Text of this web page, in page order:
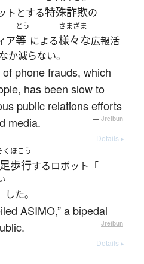
トとする特殊詐欺の
ア
とう
等 による
さまざま
様々な広報活
か減らない。
phone frauds, which
has been slow to
public relations efforts
media.
— Jreibun
Details ▸
くほこう
歩行するロボット「
した。
ASIMO,” a bipedal
— Jreibun
Details ▸